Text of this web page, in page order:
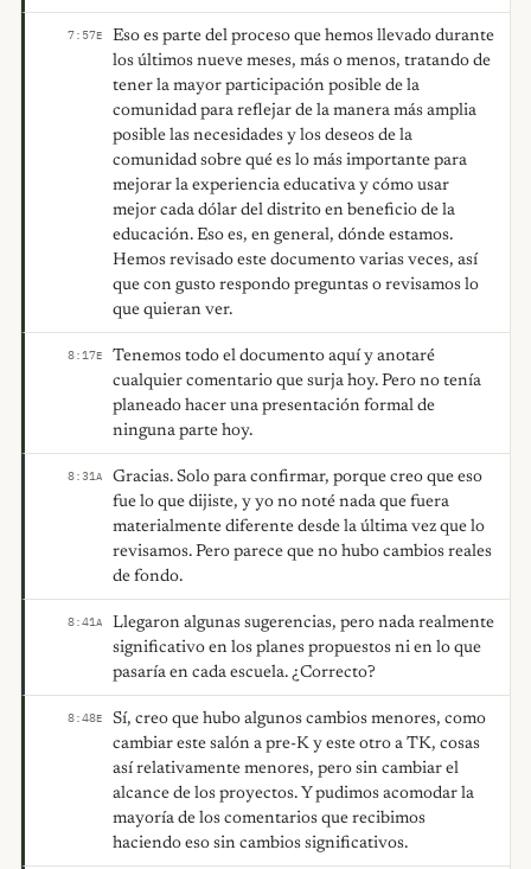
7:57E
Eso es parte del proceso que hemos llevado durante
los últimos nueve meses, más o menos, tratando de
tener la mayor participación posible de la
comunidad para reflejar de la manera más amplia
posible las necesidades y los deseos de la
comunidad sobre qué es lo más importante para
mejorar la experiencia educativa y cómo usar
mejor cada dólar del distrito en beneficio de la
educación. Eso es, en general, dónde estamos.
Hemos revisado este documento varias veces, así
que con gusto respondo preguntas o revisamos lo
que quieran ver.
8:17E
Tenemos todo el documento aquí y anotaré
cualquier comentario que surja hoy. Pero no tenía
planeado hacer una presentación formal de
ninguna parte hoy.
8:31A
Gracias. Solo para confirmar, porque creo que eso
fue lo que dijiste, y yo no noté nada que fuera
materialmente diferente desde la última vez que lo
revisamos. Pero parece que no hubo cambios reales
de fondo.
8:41A
Llegaron algunas sugerencias, pero nada realmente
significativo en los planes propuestos ni en lo que
pasaría en cada escuela. ¿Correcto?
8:48E
Sí, creo que hubo algunos cambios menores, como
cambiar este salón a pre-K y este otro a TK, cosas
así relativamente menores, pero sin cambiar el
alcance de los proyectos. Y pudimos acomodar la
mayoría de los comentarios que recibimos
haciendo eso sin cambios significativos.